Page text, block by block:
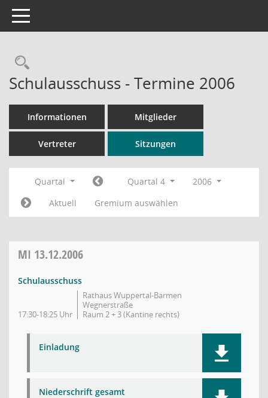
Toggle navigation
Rechercheauswahl
Schulausschuss - Termine 2006
Informationen Mitglieder
Vertreter Sitzungen
Quartal Quartal 4
2006
Aktuell
Gremium auswählen
MI 13.12.2006
Schulausschuss
17:30-18:25 Uhr
Rathaus Wuppertal-Barmen
Wegnerstraße
Raum 2 + 3 (Kantine rechts)
Einladung
Niederschrift gesamt